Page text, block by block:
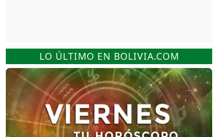
LO ÚLTIMO EN BOLIVIA.COM